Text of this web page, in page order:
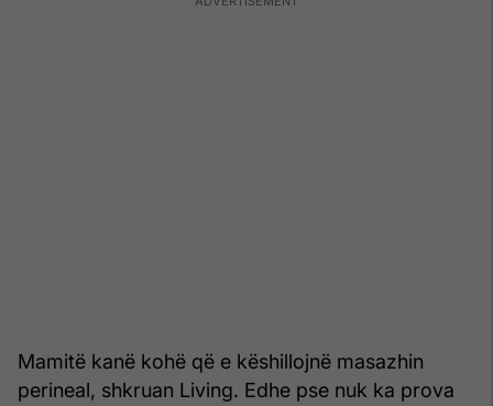
Mamitë kanë kohë që e këshillojnë masazhin
perineal, shkruan Living. Edhe pse nuk ka prova